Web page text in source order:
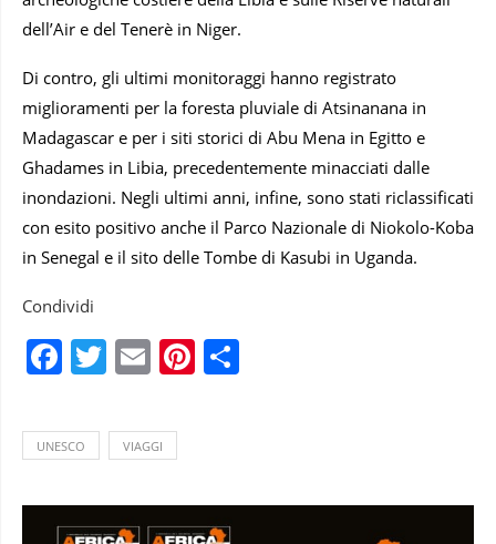
dell’Air e del Tenerè in Niger.
Di contro, gli ultimi monitoraggi hanno registrato
miglioramenti per la foresta pluviale di Atsinanana in
Madagascar e per i siti storici di Abu Mena in Egitto e
Ghadames in Libia, precedentemente minacciati dalle
inondazioni. Negli ultimi anni, infine, sono stati riclassificati
con esito positivo anche il Parco Nazionale di Niokolo-Koba
in Senegal e il sito delle Tombe di Kasubi in Uganda.
Condividi
Facebook
Twitter
EmailPinterest
UNESCO VIAGGI